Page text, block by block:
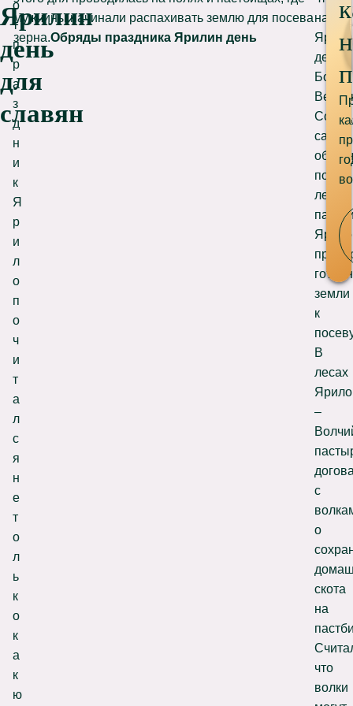
Ярилин
день
для
славян
о
т
п
р
а
з
д
н
и
к
Я
р
и
л
о
п
о
ч
и
т
а
л
с
я
н
е
т
о
л
ь
к
о
к
а
к
ю
мужчины начинали распахивать землю для посева
зерна.Обряды праздника Ярилин день
на
день
Бог
сам
поля,
леса,
Ярило
земли
к
В
лесах
Ярило
–
с
о
скота
на
что
волки